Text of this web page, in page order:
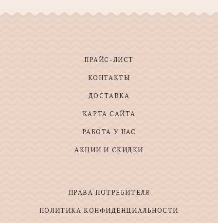
ПРАЙС-ЛИСТ
КОНТАКТЫ
ДОСТАВКА
КАРТА САЙТА
РАБОТА У НАС
АКЦИИ И СКИДКИ
ПРАВА ПОТРЕБИТЕЛЯ
ПОЛИТИКА КОНФИДЕНЦИАЛЬНОСТИ